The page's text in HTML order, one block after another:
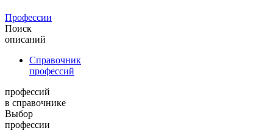
Профессии
Поиск
описаний
Справочник
профессий
профессий
в справочнике
Выбор
профессии